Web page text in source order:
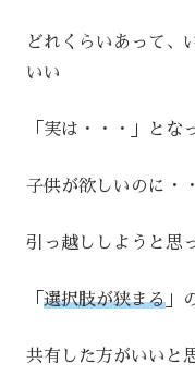
どれくらいあって、
いい
「実は・・・」とな
子供が欲しいのに・
引っ越ししようと思
「 選択肢が狭まる 」
共有した方がいいと